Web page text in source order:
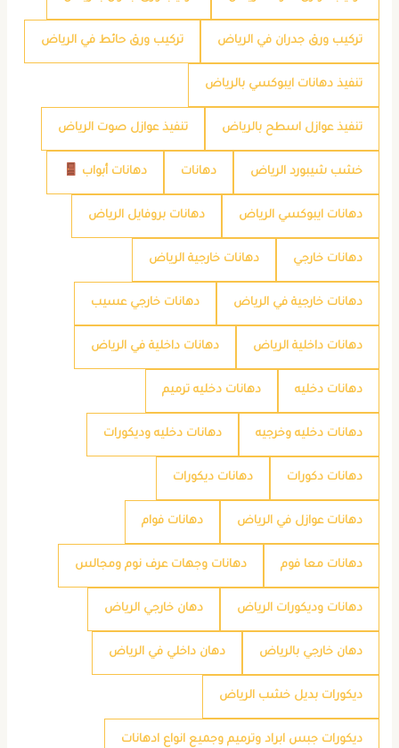
تركيب ورق جدران في الرياض تركيب ورق حائط في الرياض
تنفيذ دهانات ايبوكسي بالرياض
تنفيذ عوازل اسطح بالرياض تنفيذ عوازل صوت الرياض
خشب شيبورد الرياض دهانات دهانات أبواب
دهانات ايبوكسي الرياض دهانات بروفايل الرياض
دهانات خارجي دهانات خارجية الرياض
دهانات خارجية في الرياض دهانات خارجي عسيب
دهانات داخلية الرياض دهانات داخلية في الرياض
دهانات دخليه دهانات دخليه ترميم
دهانات دخليه وخرجيه دهانات دخليه وديكورات
دهانات دكورات دهانات ديكورات
دهانات عوازل في الرياض دهانات فوام
دهانات معا فوم دهانات وجهات عرف نوم ومجالس
دهانات وديكورات الرياض دهان خارجي الرياض
دهان خارجي بالرياض دهان داخلي في الرياض
ديكورات بديل خشب الرياض
ديكورات جبس ابراد وترميم وجميع انواع ادهانات